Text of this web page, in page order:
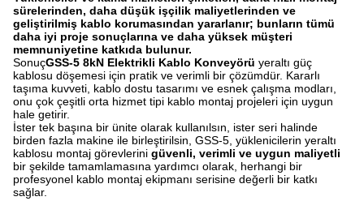
sürelerinden, daha düşük işçilik maliyetlerinden ve
geliştirilmiş kablo korumasından yararlanır; bunların tümü
daha iyi proje sonuçlarına ve daha yüksek müşteri
memnuniyetine katkıda bulunur.
SonuçGSS-5 8kN Elektrikli Kablo Konveyörü yeraltı güç
kablosu döşemesi için pratik ve verimli bir çözümdür. Kararlı
taşıma kuvveti, kablo dostu tasarımı ve esnek çalışma modları,
onu çok çeşitli orta hizmet tipi kablo montaj projeleri için uygun
hale getirir.
İster tek başına bir ünite olarak kullanılsın, ister seri halinde
birden fazla makine ile birleştirilsin, GSS-5, yüklenicilerin yeraltı
kablosu montaj görevlerini güvenli, verimli ve uygun maliyetli
bir şekilde tamamlamasına yardımcı olarak, herhangi bir
profesyonel kablo montaj ekipmanı serisine değerli bir katkı
sağlar.